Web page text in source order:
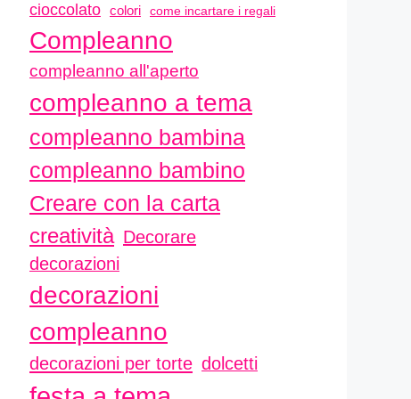
cioccolato colori come incartare i regali
Compleanno
compleanno all'aperto
compleanno a tema
compleanno bambina
compleanno bambino
Creare con la carta
creatività Decorare
decorazioni
decorazioni
compleanno
decorazioni per torte dolcetti